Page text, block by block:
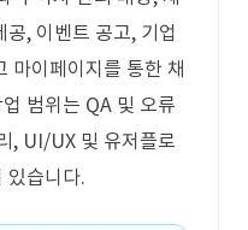
, 이벤트 공고, 기업
마이페이지를 통한 채
범위는 QA 및 오류
, UI/UX 및 유저플로
있습니다.